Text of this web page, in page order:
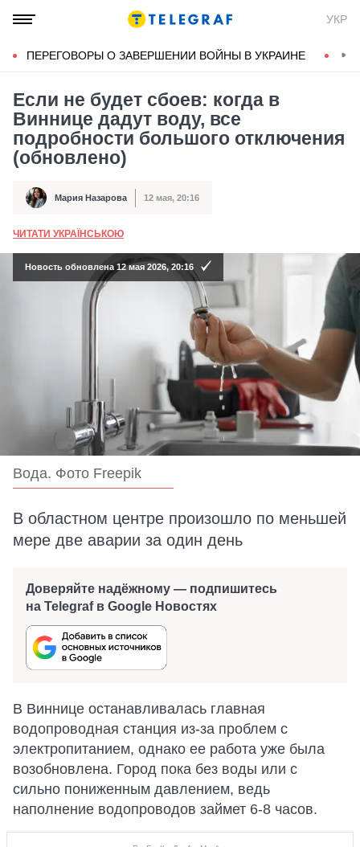
УКР
ПЕРЕГОВОРЫ О ЗАВЕРШЕНИИ ВОЙНЫ В УКРАИНЕ
Если не будет сбоев: когда в
Виннице дадут воду, все
подробности большого отключения
(обновлено)
Автор Мария Назарова
Дата публикации 12 мая, 20:16
ЧИТАТИ УКРАЇНСЬКОЮ
Новость обновлена 12 мая 2026, 20:16
Вода. Фото Freepik
В областном центре произошло по меньшей
мере две аварии за один день
Доверяйте надёжному — подпишитесь
на Telegraf в Google Новостях
В Виннице останавливалась главная
водопроводная станция из-за проблем с
электропитанием, однако ее работа уже была
возобновлена. Город пока без воды или с
сильно пониженным давлением, ведь
наполнение водопроводов займет 6-8 часов.